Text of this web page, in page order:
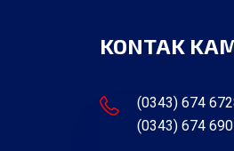
KONTAK
(0343) 674
(0343) 674